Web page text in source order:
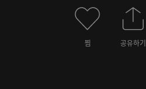
찜 공유하기